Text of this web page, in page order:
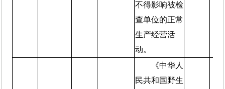
不得影响被检
查单位的正常
生产经营活
动。
《中华人
民共和国野生